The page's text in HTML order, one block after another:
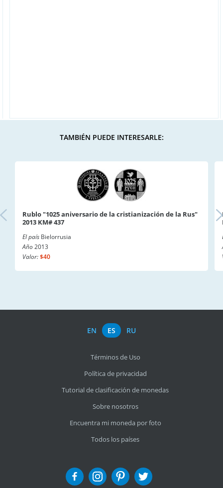
TAMBIÉN PUEDE INTERESARLE:
Rublo "1025 aniversario de la cristianización de la Rus"
2013 KM# 437
El país Bielorrusia
Año2013
Valor:$40
EN ES RU
Términos de Uso
Política de privacidad
Tutorial de clasificación de monedas
Sobre nosotros
Encuentra mi moneda por foto
Todos los países